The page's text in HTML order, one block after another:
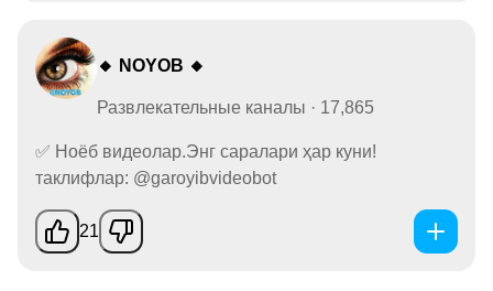
🔸 NOYOB 🔸
Развлекательные каналы · 17,865
✅ Ноёб видеолар.Энг саралари ҳар куни!
таклифлар: @garoyibvideobot
21